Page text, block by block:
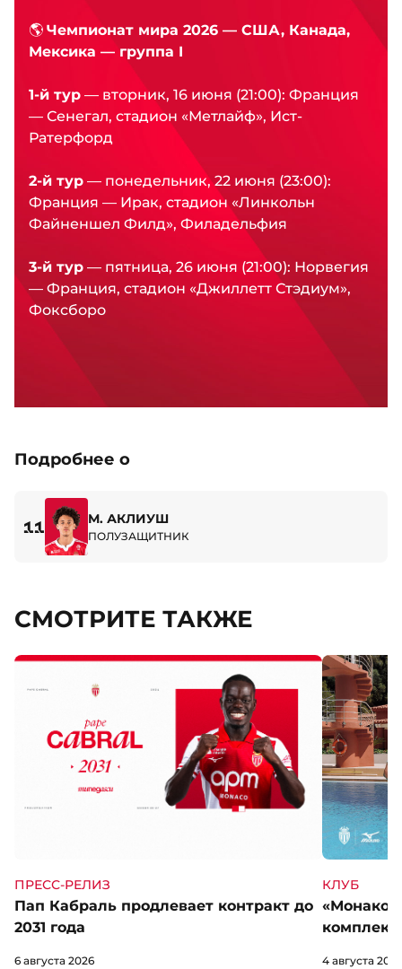
🌎 Чемпионат мира 2026 — США, Канада,
Мексика — группа I
1-й тур — вторник, 16 июня (21:00): Франция
— Сенегал, стадион «Метлайф», Ист-
Ратерфорд
2-й тур — понедельник, 22 июня (23:00):
Франция — Ирак, стадион «Линкольн
Файненшел Филд», Филадельфия
3-й тур — пятница, 26 июня (21:00): Норвегия
— Франция, стадион «Джиллетт Стэдиум»,
Фоксборо
Подробнее о
11 М. АКЛИУШ
ПОЛУЗАЩИТНИК
СМОТРИТЕ ТАКЖЕ
ПРЕСС-РЕЛИЗ
Пап Кабраль продлевает контракт до
2031 года
6 августа 2026
КЛУБ
«Монако»
4 августа 2026